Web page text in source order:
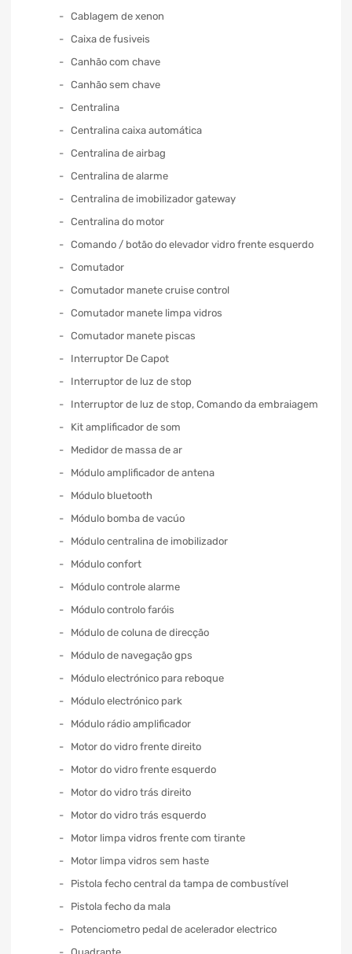
Cablagem de xenon
Caixa de fusiveis
Canhão com chave
Canhão sem chave
Centralina
Centralina caixa automática
Centralina de airbag
Centralina de alarme
Centralina de imobilizador gateway
Centralina do motor
Comando / botão do elevador vidro frente esquerdo
Comutador
Comutador manete cruise control
Comutador manete limpa vidros
Comutador manete piscas
Interruptor De Capot
Interruptor de luz de stop
Interruptor de luz de stop, Comando da embraiagem
Kit amplificador de som
Medidor de massa de ar
Módulo amplificador de antena
Módulo bluetooth
Módulo bomba de vacúo
Módulo centralina de imobilizador
Módulo confort
Módulo controle alarme
Módulo controlo faróis
Módulo de coluna de direcção
Módulo de navegação gps
Módulo electrónico para reboque
Módulo electrónico park
Módulo rádio amplificador
Motor do vidro frente direito
Motor do vidro frente esquerdo
Motor do vidro trás direito
Motor do vidro trás esquerdo
Motor limpa vidros frente com tirante
Motor limpa vidros sem haste
Pistola fecho central da tampa de combustível
Pistola fecho da mala
Potenciometro pedal de acelerador electrico